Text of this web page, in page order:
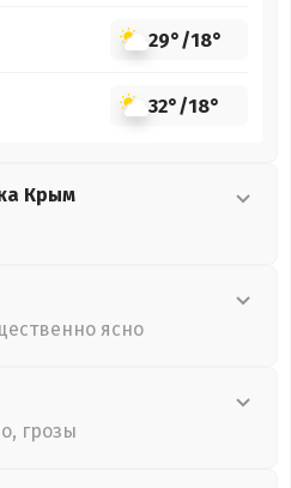
29°/18°
32°/18°
Крым
ясно
грозы